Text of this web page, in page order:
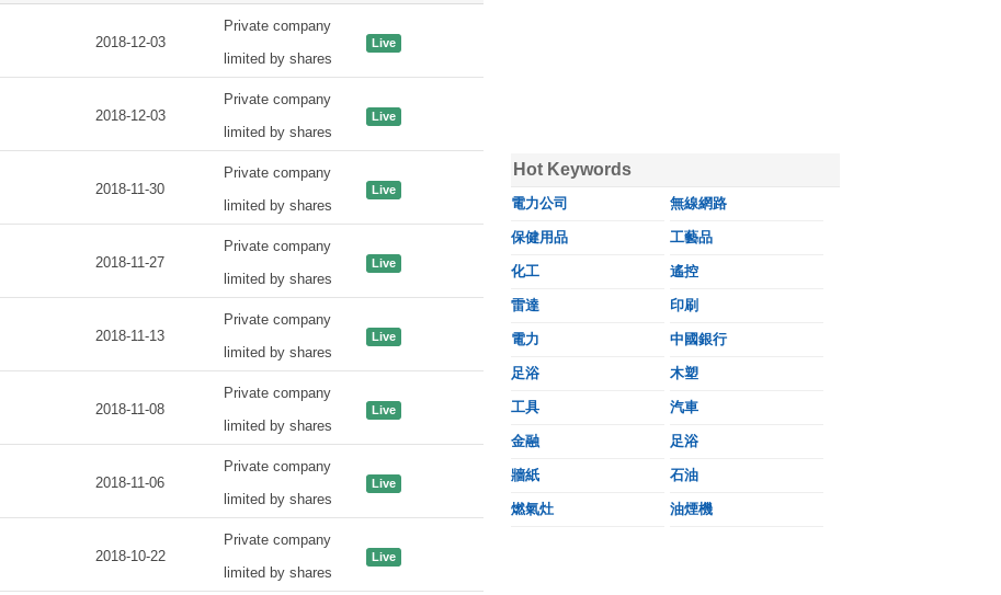
2018-12-03
Private company
limited by shares
Live
2018-12-03
Private company
limited by shares
Live
2018-11-30
Private company
limited by shares
Live
2018-11-27
Private company
limited by shares
Live
2018-11-13
Private company
limited by shares
Live
2018-11-08
Private company
limited by shares
Live
2018-11-06
Private company
limited by shares
Live
2018-10-22
Private company
limited by shares
Live
Hot Keywords
電力公司 無線網路
保健用品 工藝品
化工 遙控
雷達 印刷
電力 中國銀行
足浴 木塑
工具 汽車
金融 足浴
牆紙 石油
燃氣灶 油煙機